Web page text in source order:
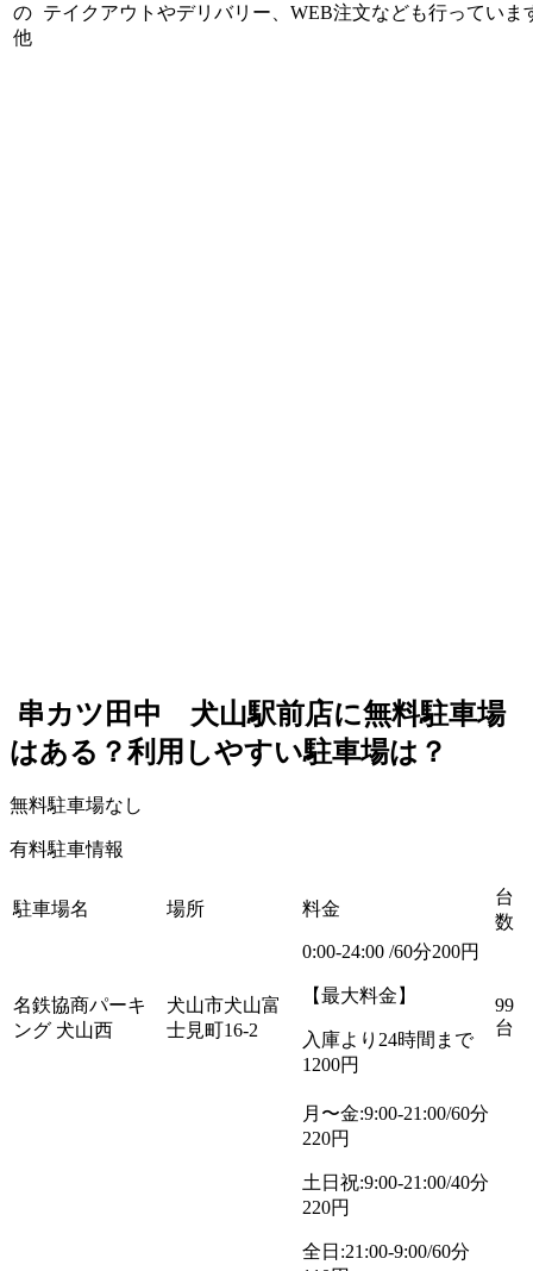
の
他
テイクアウトやデリバリー、WEB注文なども行っていま
串カツ田中 犬山駅前店に無料駐車場
はある？利用しやすい駐車場は？
無料駐車場なし
有料駐車情報
駐車場名 場所 料金
台
数
名鉄協商パーキ
ング 犬山西
犬山市犬山富
士見町16-2
0:00-24:00 /60分200円
【最大料金】
入庫より24時間まで
1200円
99
台
月〜金:9:00-21:00/60分
220円
土日祝:9:00-21:00/40分
220円
全日:21:00-9:00/60分